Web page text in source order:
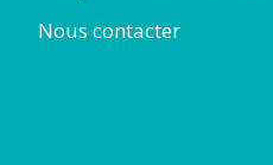
Nous contacter